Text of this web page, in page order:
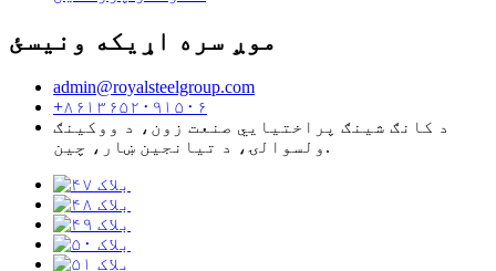
موږ سره اړیکه ونیسئ
admin@royalsteelgroup.com
+۸۶۱۳۶۵۲۰۹۱۵۰۶
د کانګ شینګ پراختیایي صنعت زون، د ووکینګ
ولسوالۍ، د تیانجین ښار، چین.